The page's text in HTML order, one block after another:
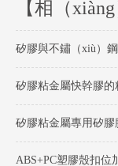
【相（
矽膠與不鏽（xiù）
矽膠粘金屬快幹膠